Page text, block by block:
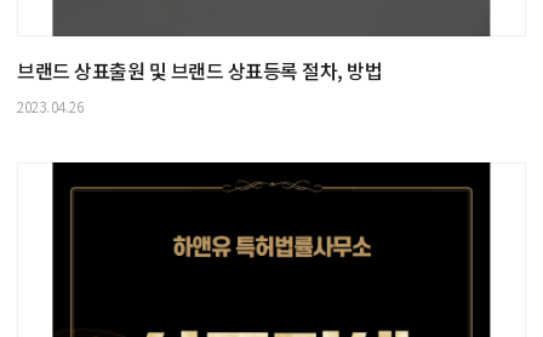
브랜드 상표출원 및 브랜드 상표등록 절차, 방법
2023.04.26